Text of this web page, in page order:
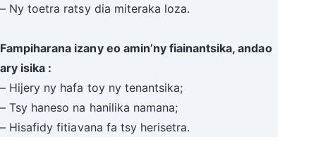
– Ny toetra ratsy dia miteraka loza.
Fampiharana izany eo amin’ny fiainantsika, andao
ary isika :
– Hijery ny hafa toy ny tenantsika;
– Tsy haneso na hanilika namana;
– Hisafidy fitiavana fa tsy herisetra.